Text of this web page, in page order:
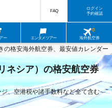
ー エンタメツアー 海外航空券
FAQ
ログイン
予約確認
の格安海外航空券、最安値カレンダー
ネシア）の格安航空券
、空港税や諸手数料など全て含む